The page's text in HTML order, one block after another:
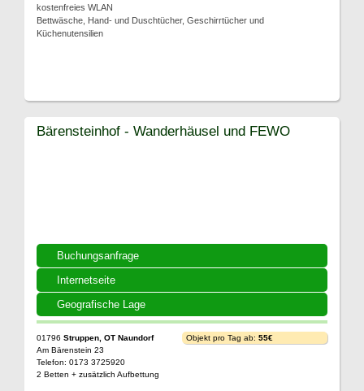
kostenfreies WLAN
Bettwäsche, Hand- und Duschtücher, Geschirrtücher und
Küchenutensilien
Buchungsanfrage
Internetseite
Geografische Lage
Bärensteinhof - Wanderhäusel und FEWO
01796 Struppen, OT Naundorf
Am Bärenstein 23
Telefon: 0173 3725920
2 Betten + zusätzlich Aufbettung
Objekt pro Tag ab: 55€